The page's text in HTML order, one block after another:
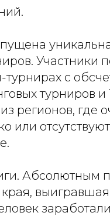
Участники
турнирах с
турниров и
регионов, где
или
Абсолютным
выигравшая